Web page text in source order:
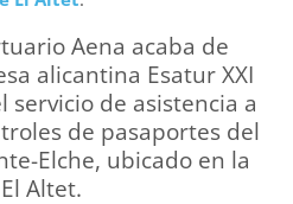
Aena acaba de
alicantina Esatur XXI
servicio de asistencia a
de pasaportes del
Elche, ubicado en la
Altet.